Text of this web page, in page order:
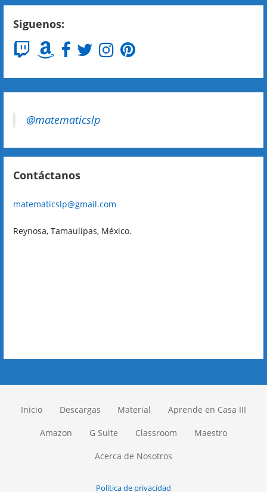
Siguenos:
@matematicslp
Contáctanos
matematicslp@gmail.com
Reynosa, Tamaulipas, México.
Inicio Descargas Material Aprende en Casa III
Amazon G Suite Classroom Maestro
Acerca de Nosotros
Política de privacidad